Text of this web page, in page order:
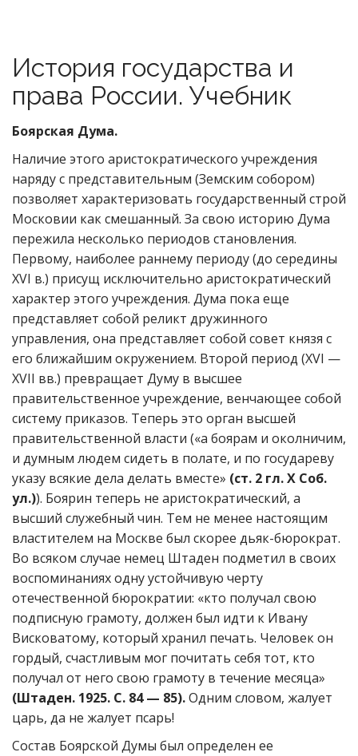
История государства и
права России. Учебник
Боярская Дума.
Наличие этого аристократического учреждения
наряду с представительным (Земским собором)
позволяет характеризовать государственный строй
Московии как смешанный. За свою историю Дума
пережила несколько периодов становления.
Первому, наиболее раннему периоду (до середины
XVI в.) присущ исключительно аристократический
характер этого учреждения. Дума пока еще
представляет собой реликт дружинного
управления, она представляет собой совет князя с
его ближайшим окружением. Второй период (XVI —
XVII вв.) превращает Думу в высшее
правительственное учреждение, венчающее собой
систему приказов. Теперь это орган высшей
правительственной власти («а боярам и околничим,
и думным людем сидеть в полате, и по государеву
указу всякие дела делать вместе» (ст. 2 гл. X Соб.
ул.)). Боярин теперь не аристократический, а
высший служебный чин. Тем не менее настоящим
властителем на Москве был скорее дьяк-бюрократ.
Во всяком случае немец Штаден подметил в своих
воспоминаниях одну устойчивую черту
отечественной бюрократии: «кто получал свою
подписную грамоту, должен был идти к Ивану
Висковатому, который хранил печать. Человек он
гордый, счастливым мог почитать себя тот, кто
получал от него свою грамоту в течение месяца»
(Штаден. 1925. С. 84 — 85).Одним словом, жалует
царь, да не жалует псарь!
Состав Боярской Думы был определен ее